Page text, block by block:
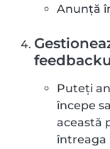
Anunță
Puteți
începe
această
întreaga